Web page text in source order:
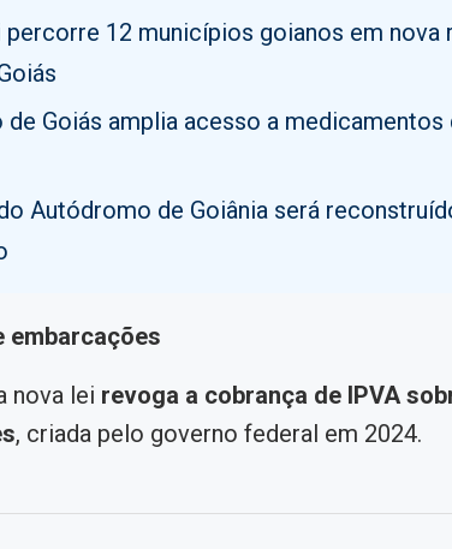
percorre 12 municípios goianos em nova
de Goiás amplia acesso a
Autódromo de Goiânia será
embarcações
nova lei revoga a cobrança de IPVA
, criada pelo governo federal em 2024.